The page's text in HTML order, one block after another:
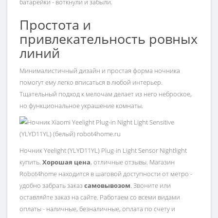
батарейки - воткнули и забыли.
Простота и
привлекательность ровных
линий
Минималистичный дизайн и простая форма ночника
помогут ему легко вписаться в любой интерьер.
Тщательный подход к мелочам делает из него неброское,
но функциональное украшение комнаты.
Ночник Yeelight (YLYD11YL) Plug-in Light Sensor Nightlight
купить. Хорошая цена, отличные отзывы. Магазин
Robot4home находится в шаговой доступности от метро -
удобно забрать заказ самовывозом. Звоните или
оставляйте заказ на сайте. Работаем со всеми видами
оплаты - наличные, безналичные, оплата по счету и